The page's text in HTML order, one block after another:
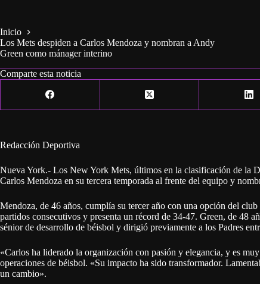
Inicio
Los Mets despiden a Carlos Mendoza y nombran a Andy
Green como mánager interino
Comparte esta noticia
Redacción Deportiva
Nueva York.- Los New York Mets, últimos en la clasificación de la
Carlos Mendoza en su tercera temporada al frente del equipo y
Mendoza, de 46 años, cumplía su tercer año con una opción del
partidos consecutivos y presenta un récord de 34-47. Green, de 48
sénior de desarrollo de béisbol y dirigió previamente a los Padres
«Carlos ha liderado la organización con pasión y elegancia, y es
operaciones de béisbol. «Su impacto ha sido transformador.
un cambio».